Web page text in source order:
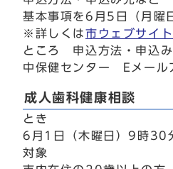
基本事項を6月5日（月曜
※詳しくは市ウェブサイト
ところ 申込方法・申込
中保健センター Eメー
成人歯科健康相談
とき
6月1日（木曜日）9時30
対象